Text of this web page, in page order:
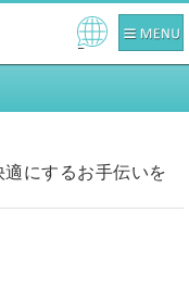
Pow
にするお手伝いを